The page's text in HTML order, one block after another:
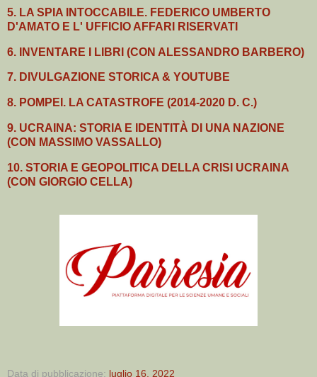
5. LA SPIA INTOCCABILE. FEDERICO UMBERTO
D'AMATO E L' UFFICIO AFFARI RISERVATI
6. INVENTARE I LIBRI (CON ALESSANDRO BARBERO)
7. DIVULGAZIONE STORICA & YOUTUBE
8. POMPEI. LA CATASTROFE (2014-2020 D. C.)
9. UCRAINA: STORIA E IDENTITÀ DI UNA NAZIONE
(CON MASSIMO VASSALLO)
10. STORIA E GEOPOLITICA DELLA CRISI UCRAINA
(CON GIORGIO CELLA)
Data di pubblicazione: luglio 16, 2022